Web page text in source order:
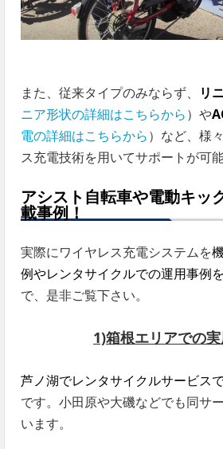
また、従来タイプのみならず、 リ
ニア形状の詳細はこちらから）や
電の詳細はこちらから）など、様
ス充電技術を用いてサポートが
アシスト自転車や電動キッ
載事例！
実際にワイヤレス充電システムを
例やレンタサイクルでの運用事例
で、是非ご覧下さい。
1)箱根エリアでの
芦ノ湖でレンタサイクルサービス
です。小田原や大磯などでも同サ
います。